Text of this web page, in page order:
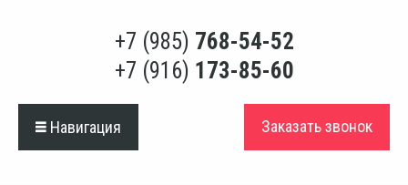
+7 (985) 768-54-52
+7 (916) 173-85-60
Навигация Заказать звонок